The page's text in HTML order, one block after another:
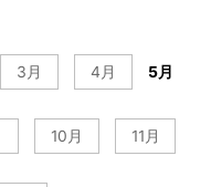
3月 4月 5月
10月 11月